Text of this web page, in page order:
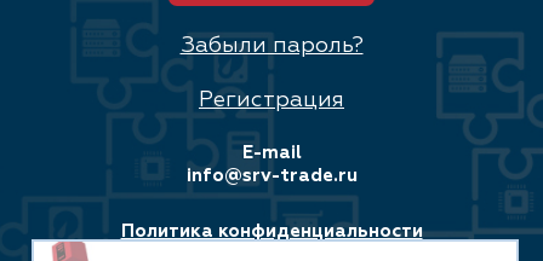
Забыли пароль?
Регистрация
E-mail
info@srv-trade.ru
Политика конфиденциальности